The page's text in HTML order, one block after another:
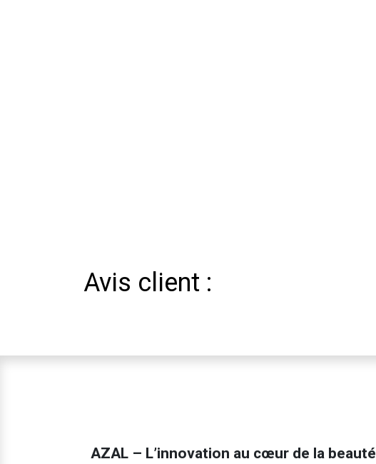
Avis client :
AZAL – L’innovation au cœur de la beauté